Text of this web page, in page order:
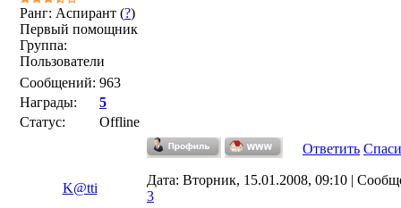
Ранг: Аспирант (?)
Первый помощник
Группа:
Пользователи
Сообщений: 963
Награды:
5
Статус:
Offline
Ответить
K@tti
Дата: Вторник, 15.01.2008, 09:10 |
3